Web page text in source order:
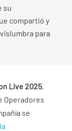
su
compartió y
para
Live 2025,
Operadores
se